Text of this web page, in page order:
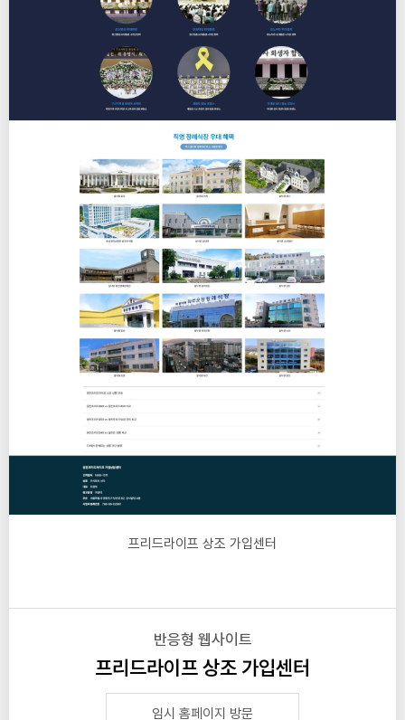
프리드라이프 상조 가입센터
반응형 웹사이트
프리드라이프 상조 가입센터
임시 홈페이지 방문